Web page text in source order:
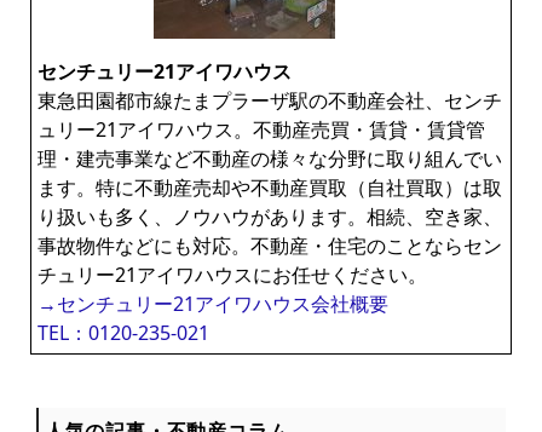
センチュリー21アイワハウス
東急田園都市線たまプラーザ駅の不動産会社、センチ
ュリー21アイワハウス。不動産売買・賃貸・賃貸管
理・建売事業など不動産の様々な分野に取り組んでい
ます。特に不動産売却や不動産買取（自社買取）は取
り扱いも多く、ノウハウがあります。相続、空き家、
事故物件などにも対応。不動産・住宅のことならセン
チュリー21アイワハウスにお任せください。
→センチュリー21アイワハウス会社概要
TEL：0120-235-021